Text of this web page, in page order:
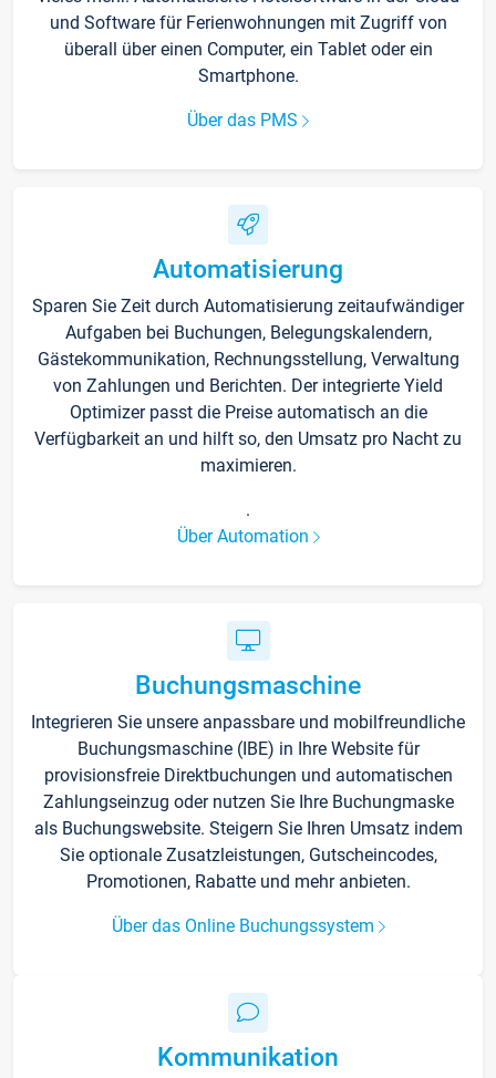
und Software für Ferienwohnungen mit Zugriff von
überall über einen Computer, ein Tablet oder ein
Smartphone.
Über das PMS
Automatisierung
Sparen Sie Zeit durch Automatisierung zeitaufwändiger
Aufgaben bei Buchungen, Belegungskalendern,
Gästekommunikation, Rechnungsstellung, Verwaltung
von Zahlungen und Berichten. Der integrierte Yield
Optimizer passt die Preise automatisch an die
Verfügbarkeit an und hilft so, den Umsatz pro Nacht zu
maximieren.
.
Über Automation
Buchungsmaschine
Integrieren Sie unsere anpassbare und mobilfreundliche
Buchungsmaschine (IBE) in Ihre Website für
provisionsfreie Direktbuchungen und automatischen
Zahlungseinzug oder nutzen Sie Ihre Buchungmaske
als Buchungswebsite. Steigern Sie Ihren Umsatz indem
Sie optionale Zusatzleistungen, Gutscheincodes,
Promotionen, Rabatte und mehr anbieten.
Über das Online Buchungssystem
Kommunikation